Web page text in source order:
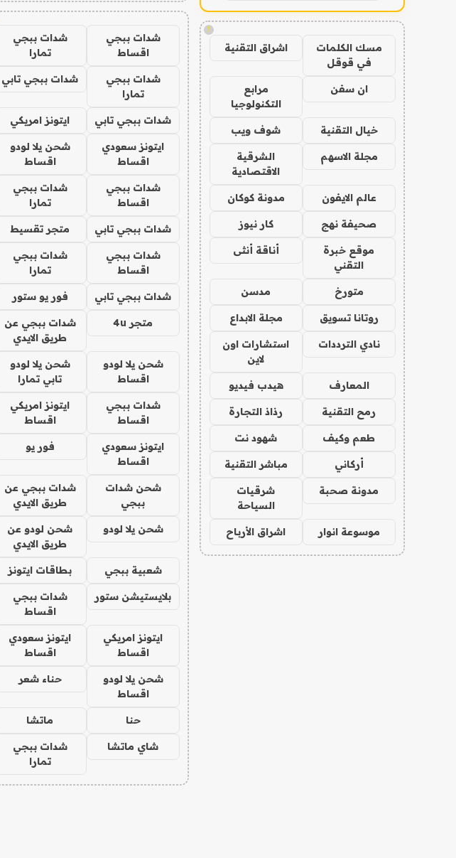
!
مسك الكلمات
في قوقل
اشراق التقنية
ان سفن
مرابع
التكنولوجيا
خيال التقنية شوف ويب
مجلة الاسهم
الشرقية
الاقتصادية
عالم الايفون مدونة كوكان
صحيفة نهج كار نيوز
موقع خبرة
التقني
أناقة أنثى
متورخ مدسن
روتانا تسويق مجلة الابداع
نادي الترددات
استشارات اون
لاين
المعارف هيدب فيديو
رمح التقنية رذاذ التجارة
طعم وكيف شهود نت
أركاني مباشر التقنية
مدونة صحبة
شرقيات
السياحة
موسوعة انوار اشراق الأرباح
شدات ببجي
اقساط
شدات ببجي
تمارا
شدات ببجي
تمارا
شدات ببجي تابي
شدات ببجي تابي ايتونز امريكي
ايتونز سعودي
اقساط
شحن يلا لودو
اقساط
شدات ببجي
اقساط
شدات ببجي
تمارا
شدات ببجي تابي متجر تقسيط
شدات ببجي
اقساط
شدات ببجي
تمارا
شدات ببجي تابي فور يو ستور
متجر 4u
شدات ببجي عن
طريق الايدي
شحن يلا لودو
اقساط
شحن يلا لودو
تابي تمارا
شدات ببجي
اقساط
ايتونز امريكي
اقساط
ايتونز سعودي
اقساط
فور يو
شحن شدات
ببجي
شدات ببجي عن
طريق الايدي
شحن يلا لودو
شحن لودو عن
طريق الايدي
شعبية ببجي بطاقات ايتونز
بلايستيشن ستور
شدات ببجي
اقساط
ايتونز امريكي
اقساط
ايتونز سعودي
اقساط
شحن يلا لودو
اقساط
حناء شعر
حنا ماتشا
شاي ماتشا
شدات ببجي
تمارا